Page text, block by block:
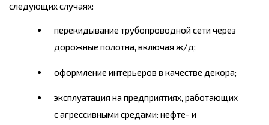
следующих случаях:
перекидывание трубопроводной сети через
дорожные полотна, включая ж/д;
оформление интерьеров в качестве декора;
эксплуатация на предприятиях, работающих
с агрессивными средами: нефте- и